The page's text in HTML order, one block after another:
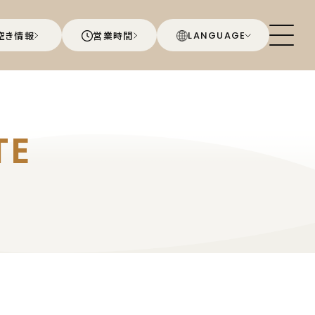
き情報 営業時間 LANGUAGE